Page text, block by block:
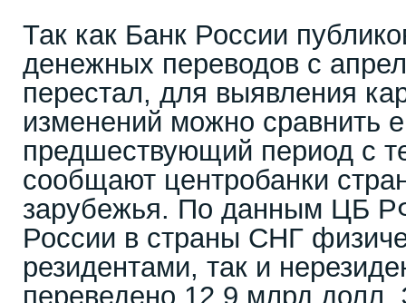
Так как Банк России
денежных переводов с
перестал, для выявления
изменений можно сравнить
предшествующий период с
сообщают центробанки
зарубежья. По данным ЦБ
России в страны СНГ
резидентами, так и
переведено 12,9 млрд